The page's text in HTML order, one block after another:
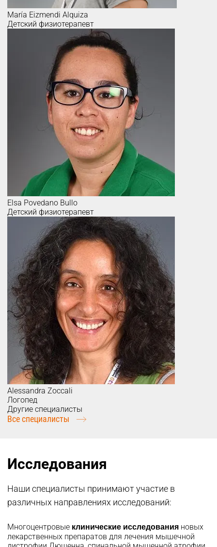
María Eizmendi Alquiza
Детский физиотерапевт
Elsa Povedano Bullo
Детский физиотерапевт
Alessandra Zoccali
Логопед
Другие специалисты
Все специалисты
Исследования
Наши специалисты принимают участие в
различных направлениях исследований:
Многоцентровые клинические исследования новых
лекарственных препаратов для лечения мышечной